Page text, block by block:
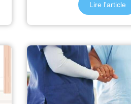
Lire l'article